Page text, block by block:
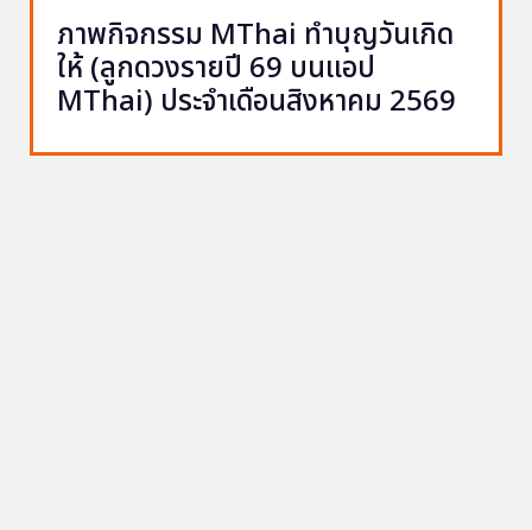
ภาพกิจกรรม MThai ทำบุญวันเกิด
ให้ (ลูกดวงรายปี 69 บนแอป
MThai) ประจำเดือนสิงหาคม 2569